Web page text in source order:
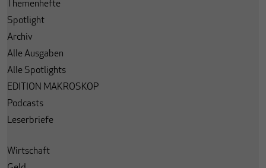
Themenhefte
Spotlight
Archiv
Alle Ausgaben
Alle Spotlights
EDITION MAKROSKOP
Podcasts
Leserbriefe
Wirtschaft